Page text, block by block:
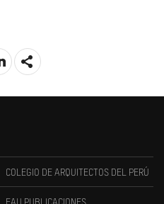
COLEGIO DE ARQUITECTOS DEL PERÚ